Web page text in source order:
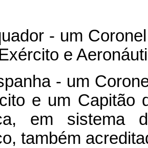
- um
e
- um
e um Capitão
em sistema
também